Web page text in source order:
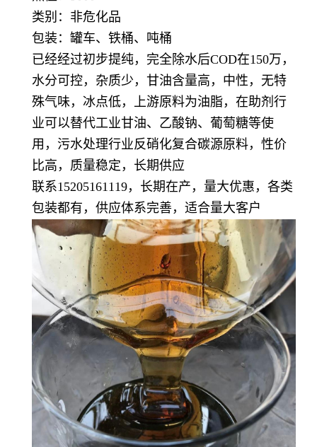
类别：非危化品
包装：罐车、铁桶、吨桶
已经经过初步提纯，完全除水后COD在150万，
水分可控，杂质少，甘油含量高，中性，无特
殊气味，冰点低，上游原料为油脂，在助剂行
业可以替代工业甘油、乙酸钠、葡萄糖等使
用，污水处理行业反硝化复合碳源原料，性价
比高，质量稳定，长期供应
联系15205161119，长期在产，量大优惠，各类
包装都有，供应体系完善，适合量大客户